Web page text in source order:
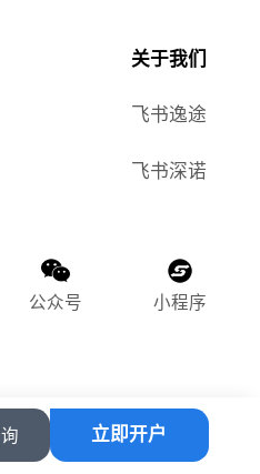
关于我们
飞书逸途
飞书深诺
公众号 小程序
上海）网络科技有限公司
号-1立即开户